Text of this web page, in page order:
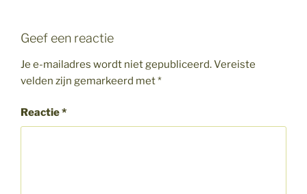
Geef een reactie
Je e-mailadres wordt niet gepubliceerd.Vereiste
velden zijn gemarkeerd met*
Reactie*